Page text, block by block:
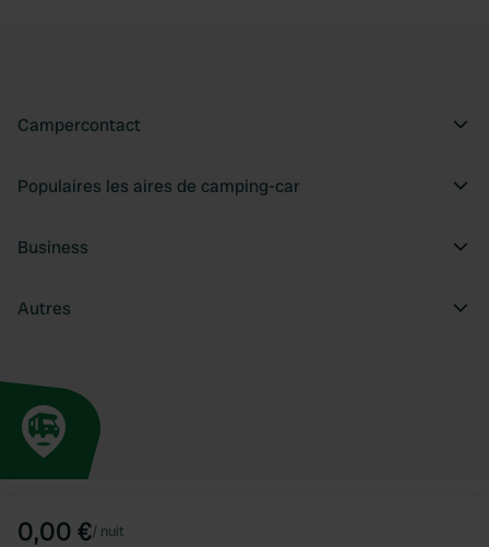
0,00 €/ nuit
Campercontact
Populaires les aires de camping-car
Business
Autres